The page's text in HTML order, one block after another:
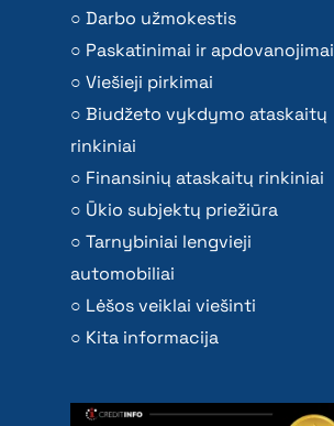
Darbo užmokestis
Paskatinimai ir apdovanojimai
Viešieji pirkimai
Biudžeto vykdymo ataskaitų
rinkiniai
Finansinių ataskaitų rinkiniai
Ūkio subjektų priežiūra
Tarnybiniai lengvieji
automobiliai
Lėšos veiklai viešinti
Kita informacija